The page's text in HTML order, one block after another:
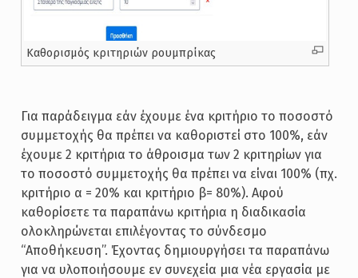
Καθορισμός κριτηριών ρουμπρίκας
Για παράδειγμα εάν έχουμε ένα κριτήριο το ποσοστό
συμμετοχής θα πρέπει να καθοριστεί στο 100%, εάν
έχουμε 2 κριτήρια το άθροισμα των 2 κριτηρίων για
το ποσοστό συμμετοχής θα πρέπει να είναι 100% (πχ.
κριτήριο α = 20% και κριτήριο β= 80%). Αφού
καθορίσετε τα παραπάνω κριτήρια η διαδικασία
ολοκληρώνεται επιλέγοντας το σύνδεσμο
“Αποθήκευση”. Έχοντας δημιουργήσει τα παραπάνω
για να υλοποιήσουμε εν συνεχεία μια νέα εργασία με